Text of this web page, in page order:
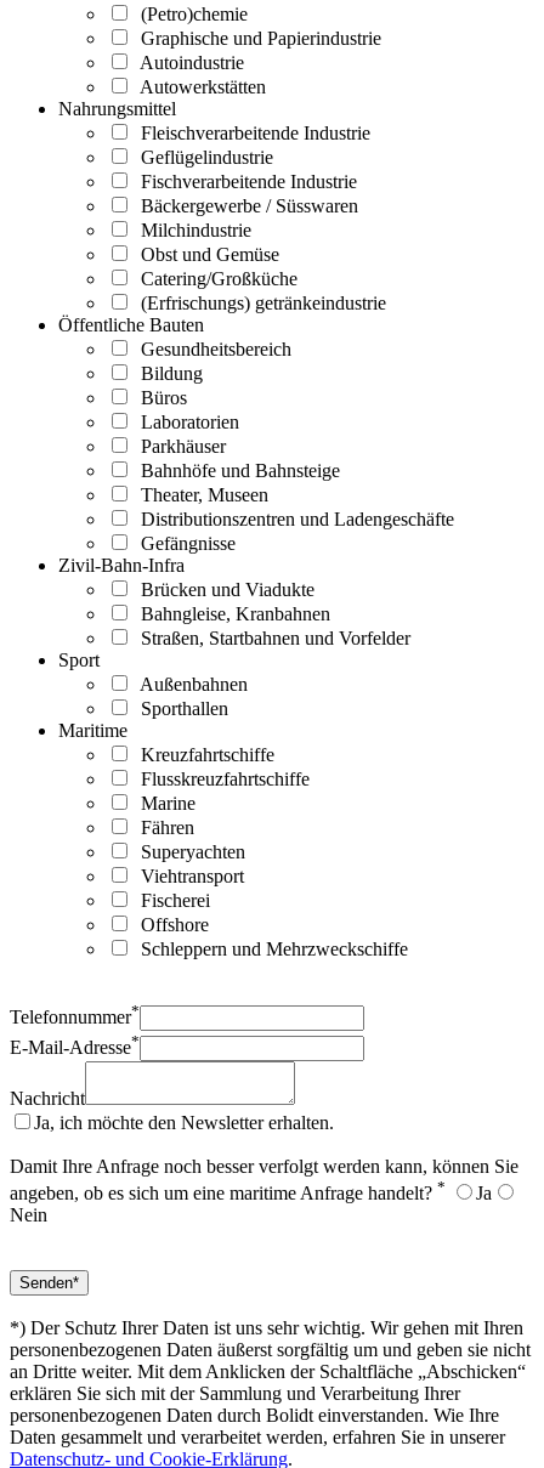
(Petro)chemie
Graphische und Papierindustrie
Autoindustrie
Autowerkstätten
Nahrungsmittel
Fleischverarbeitende Industrie
Geflügelindustrie
Fischverarbeitende Industrie
Bäckergewerbe / Süsswaren
Milchindustrie
Obst und Gemüse
Catering/Großküche
(Erfrischungs) getränkeindustrie
Öffentliche Bauten
Gesundheitsbereich
Bildung
Büros
Laboratorien
Parkhäuser
Bahnhöfe und Bahnsteige
Theater, Museen
Distributionszentren und Ladengeschäfte
Gefängnisse
Zivil-Bahn-Infra
Brücken und Viadukte
Bahngleise, Kranbahnen
Straßen, Startbahnen und Vorfelder
Sport
Außenbahnen
Sporthallen
Maritime
Kreuzfahrtschiffe
Flusskreuzfahrtschiffe
Marine
Fähren
Superyachten
Viehtransport
Fischerei
Offshore
Schleppern und Mehrzweckschiffe
Telefonnummer*
E-Mail-Adresse*
Nachricht
Ja, ich möchte den Newsletter erhalten.
Damit Ihre Anfrage noch besser verfolgt werden kann, können Sie
angeben, ob es sich um eine maritime Anfrage handelt? *
Ja
Nein
*) Der Schutz Ihrer Daten ist uns sehr wichtig. Wir gehen mit Ihren
personenbezogenen Daten äußerst sorgfältig um und geben sie nicht
an Dritte weiter. Mit dem Anklicken der Schaltfläche „Abschicken“
erklären Sie sich mit der Sammlung und Verarbeitung Ihrer
personenbezogenen Daten durch Bolidt einverstanden. Wie Ihre
Daten gesammelt und verarbeitet werden, erfahren Sie in unserer
Datenschutz- und Cookie-Erklärung.